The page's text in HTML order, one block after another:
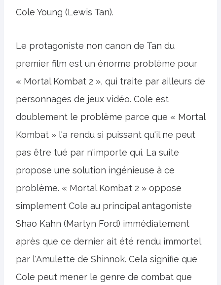
Cole Young (Lewis Tan).
Le protagoniste non canon de Tan du
premier film est un énorme problème pour
« Mortal Kombat 2 », qui traite par ailleurs de
personnages de jeux vidéo. Cole est
doublement le problème parce que « Mortal
Kombat » l'a rendu si puissant qu'il ne peut
pas être tué par n'importe qui. La suite
propose une solution ingénieuse à ce
problème. « Mortal Kombat 2 » oppose
simplement Cole au principal antagoniste
Shao Kahn (Martyn Ford) immédiatement
après que ce dernier ait été rendu immortel
par l'Amulette de Shinnok. Cela signifie que
Cole peut mener le genre de combat que